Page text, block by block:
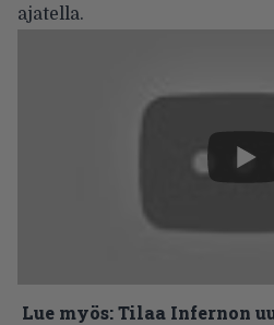
ajatella.
Lue myös:Tilaa Infernon